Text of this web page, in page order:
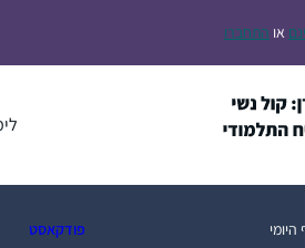
או התחברו
היומי פודקאסט